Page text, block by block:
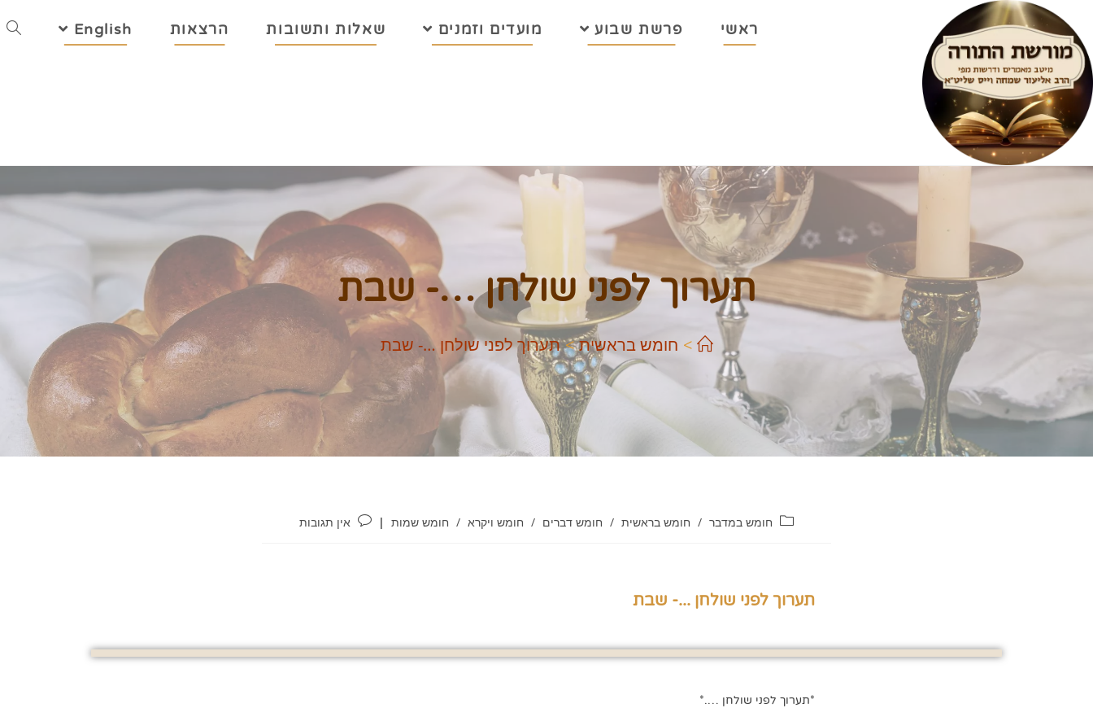
ראשי פרשת שבוע מועדים וזמנים שאלות ותשובות הרצאות English
תערוך לפני שולחן …- שבת
> חומש בראשית > תערוך לפני שולחן …- שבת
חומש במדבר / חומש בראשית / חומש דברים / חומש ויקרא / חומש שמות אין תגובות
תערוך לפני שולחן ...- שבת
*תערוך לפני שולחן ….*